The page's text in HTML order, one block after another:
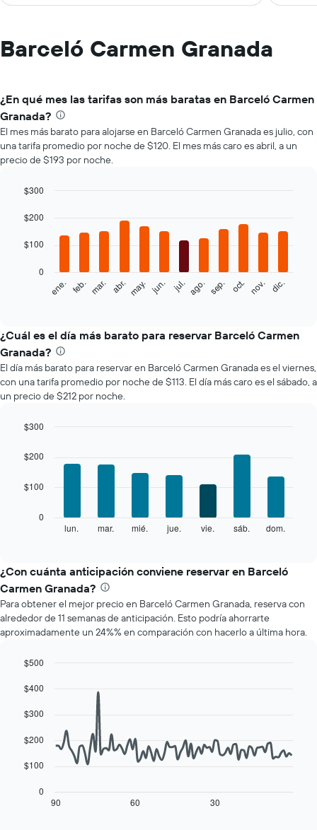
Barceló Carmen Granada
¿En qué mes las tarifas son más baratas en Barceló Carmen
Granada?
El mes más barato para alojarse en Barceló Carmen Granada es julio, con
una tarifa promedio por noche de $120. El mes más caro es abril, a un
precio de $193 por noche.
chart
12
bars.
siguiente
el
precio
promedio
de
una
habitación
mes
gráfico
eje
El
gráfico
muestra
1
eje
indica
precio
promedio
de
una
habitación
graphic.
ene. feb. mar. abr. may. jun. jul. ago. sep. oct. nov. dic.
0
$100
$200
$300
¿Cuál es el día más barato para reservar Barceló Carmen
Granada?
El día más barato para reservar en Barceló Carmen Granada es el viernes,
con una tarifa promedio por noche de $113. El día más caro es el sábado, a
un precio de $212 por noche.
chart
with
bars.
el
precio
promedio
de
una
habitación
cada
de
semana
gráfico
graphic.
lun. mar. mié. jue. vie. sáb. dom.
0
$100
$200
$300
¿Con cuánta anticipación conviene reservar en Barceló
Carmen Granada?
Para obtener el mejor precio en Barceló Carmen Granada, reserva con
alrededor de 11 semanas de anticipación. Esto podría ahorrarte
aproximadamente un 24%% en comparación con hacerlo a última hora.
chart
90
El
cuadro
muestra
graphic.
90 60 30
0
$100
$200
$300
$400
$500